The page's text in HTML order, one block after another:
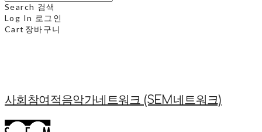
Search 검색
Log In 로그인
Cart 장바구니
사회참여적음악가네트워크 (SEM네트워크)